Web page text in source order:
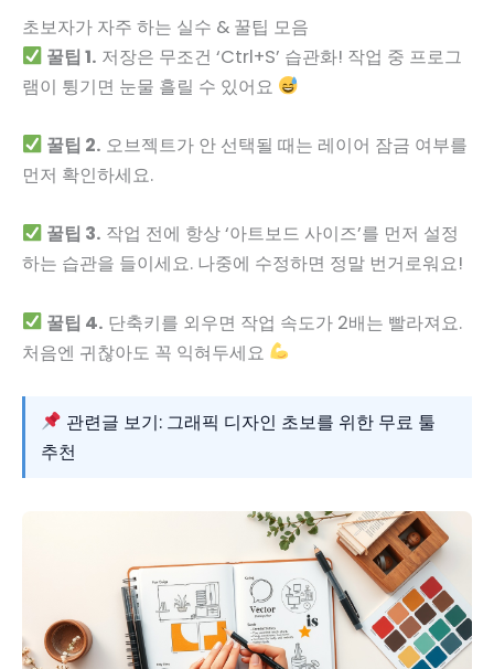
초보자가 자주 하는 실수 & 꿀팁 모음
꿀팁 1. 저장은 무조건 ‘Ctrl+S’ 습관화! 작업 중 프로그
램이 튕기면 눈물 흘릴 수 있어요
꿀팁 2. 오브젝트가 안 선택될 때는 레이어 잠금 여부를
먼저 확인하세요.
꿀팁 3. 작업 전에 항상 ‘아트보드 사이즈’를 먼저 설정
하는 습관을 들이세요. 나중에 수정하면 정말 번거로워요!
꿀팁 4. 단축키를 외우면 작업 속도가 2배는 빨라져요.
처음엔 귀찮아도 꼭 익혀두세요
관련글 보기: 그래픽 디자인 초보를 위한 무료 툴
추천